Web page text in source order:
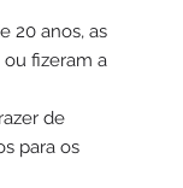
20 anos, as
fizeram a
de
para os